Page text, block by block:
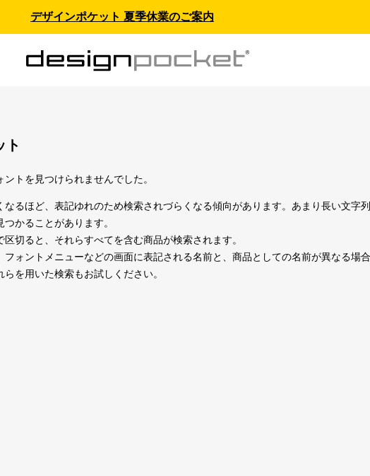
デザインポケット 夏季休業のご案内
ト
トを見つけられませんでした。
なるほど、表記ゆれのため検索されづらくなる傾向があります。あまり長い文字
かることがあります。
切ると、それらすべてを含む商品が検索されます。
フォントメニューなどの画面に表記される名前と、商品としての名前が異なる場
らを用いた検索もお試しください。